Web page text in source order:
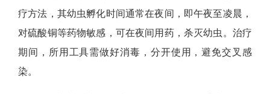
疗方法，其幼虫孵化时间通常在夜间，即午夜至凌晨，
对硫酸铜等药物敏感，可在夜间用药，杀灭幼虫。治疗
期间，所用工具需做好消毒，分开使用，避免交叉感
染。